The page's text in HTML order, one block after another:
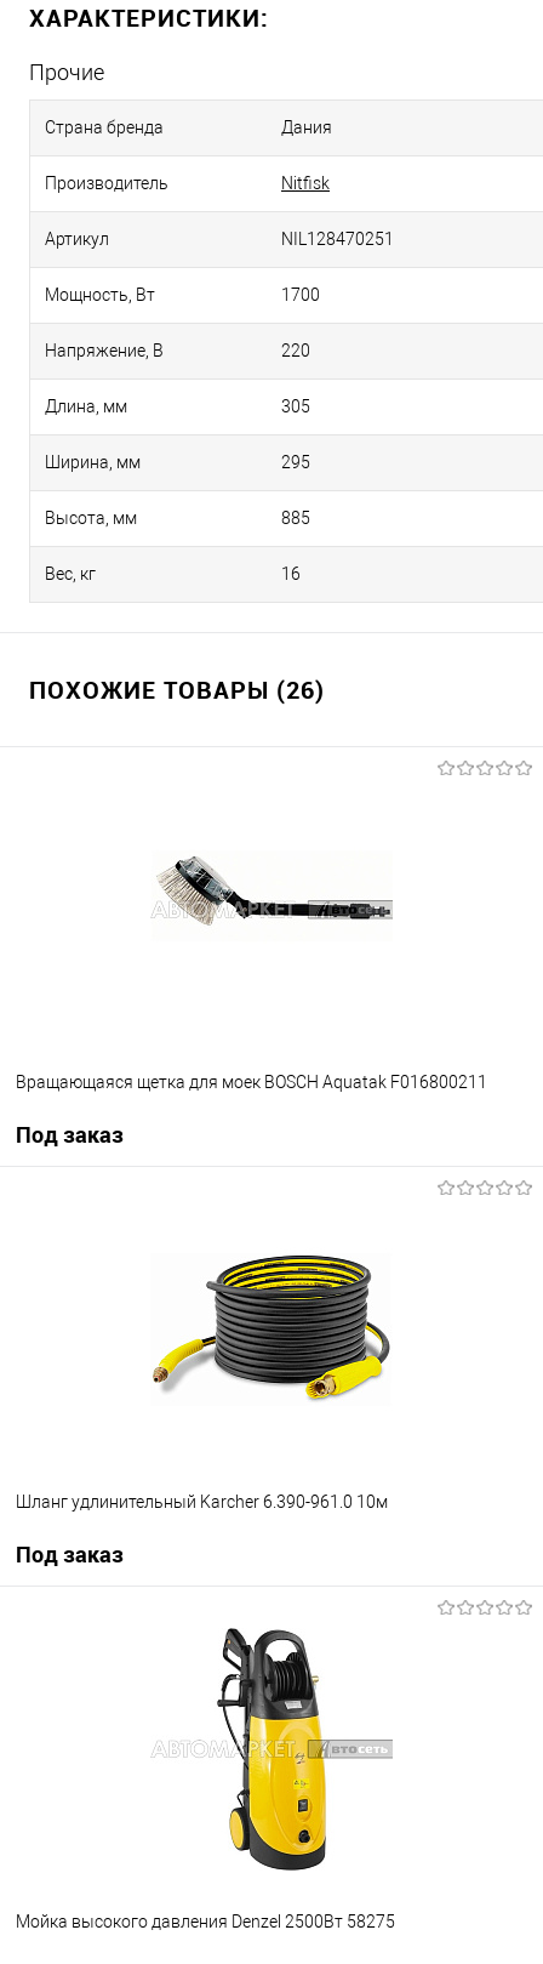
ХАРАКТЕРИСТИКИ:
Прочие
Страна бренда Дания
Производитель Nitfisk
Артикул NIL128470251
Мощность, Вт 1700
Напряжение, В 220
Длина, мм 305
Ширина, мм 295
Высота, мм 885
Вес, кг 16
ПОХОЖИЕ ТОВАРЫ (26)
Вращающаяся щетка для моек BOSCH Aquatak F016800211
Под заказ
Под заказ
Шланг удлинительный Karcher 6.390-961.0 10м
Под заказ
Под заказ
Мойка высокого давления Denzel 2500Вт 58275